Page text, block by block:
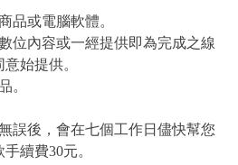
品或電腦軟體。
位內容或一經提供即為完成之線
始提供。
。
誤後，會在七個工作日儘快幫您
續費30元。